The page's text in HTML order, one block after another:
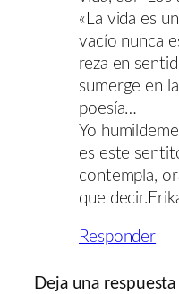
«La vida es
vacío nunca
reza en
sumerge en
poesía…
Yo
es este
contempla,
que
Responder
Deja una respuesta